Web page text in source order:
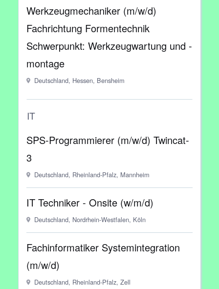
Werkzeugmechaniker (m/w/d)
Fachrichtung Formentechnik
Schwerpunkt: Werkzeugwartung und -
montage
Deutschland, Hessen, Bensheim
IT
SPS-Programmierer (m/w/d) Twincat-
3
Deutschland, Rheinland-Pfalz, Mannheim
IT Techniker - Onsite (w/m/d)
Deutschland, Nordrhein-Westfalen, Köln
Fachinformatiker Systemintegration
(m/w/d)
Deutschland, Rheinland-Pfalz, Zell